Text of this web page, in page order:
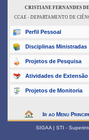
CRISTIANE FERNANDES
CCAE - DEPARTAMENTO DE
Perfil Pessoal
Disciplinas Ministradas
Projetos de Pesquisa
Atividades de Extensão
Projetos de Monitoria
Ir ao Menu
SIGAA | STI -